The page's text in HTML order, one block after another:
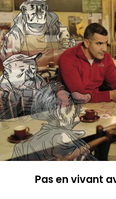
Pas en vivant
Suivre l’actualité